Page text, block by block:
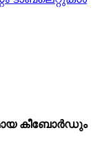
കീബോർഡും